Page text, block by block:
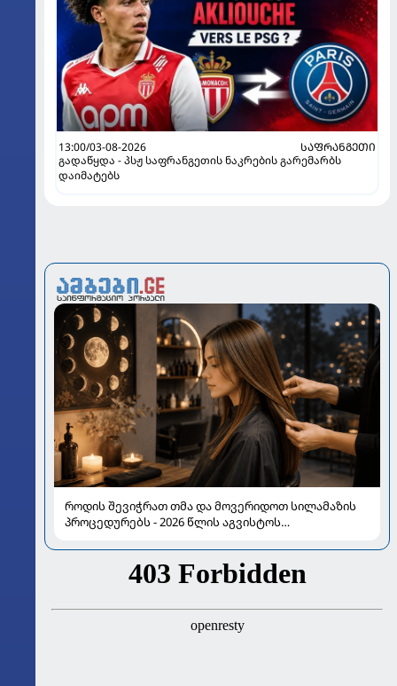
13:00/03-08-2026
ᲡᲐᲤᲠᲐᲜᲒᲔᲗᲘ
გადაწყდა - პსჟ საფრანგეთის ნაკრების გარემარბს
დაიმატებს
როდის შევიჭრათ თმა და მოვერიდოთ სილამაზის
პროცედურებს - 2026 წლის აგვისტოს